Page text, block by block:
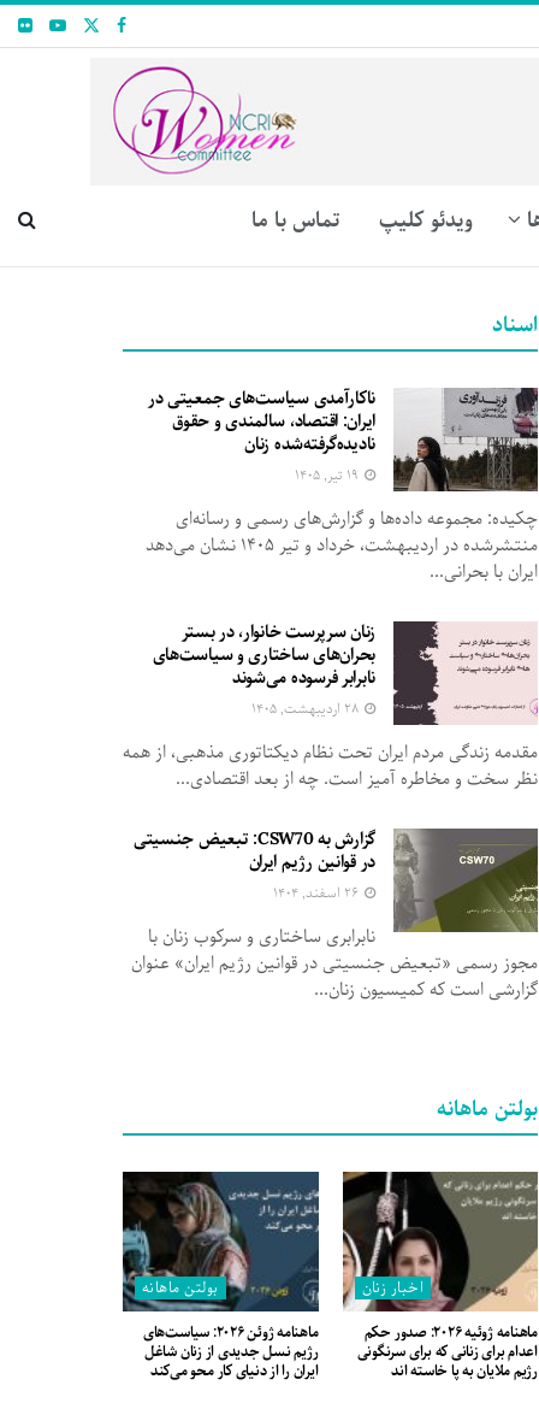
ویدئو کلیپ تماس با ما
اسناد
ناکارآمدی سیاست‌های جمعیتی در
ایران: اقتصاد، سالمندی و حقوق
نادیده‌گرفته‌شده زنان
چکیده: مجموعه داده‌ها و گزارش‌های رسمی و رسانه‌ای
منتشرشده در اردیبهشت، خرداد و تیر ۱۴۰۵ نشان می‌دهد
ایران با بحرانی...
زنان سرپرست خانوار، در بستر
بحران‌های ساختاری و سیاست‌های
نابرابر فرسوده می‌شوند
مقدمه زندگی مردم ایران تحت نظام دیکتاتوری مذهبی، از همه
نظر سخت و مخاطره آمیز است. چه از بعد اقتصادی...
گزارش به CSW70: تبعیض جنسیتی
در قوانین رژیم ایران
نابرابری ساختاری و سرکوب زنان با
مجوز رسمی «تبعیض جنسیتی در قوانین رژیم ایران» عنوان
گزارشی است که کمیسیون زنان...
بولتن ماهانه
اخبار زنان
ماهنامه ژوئیه ۲۰۲۶: صدور حکم
اعدام برای زنانی که برای سرنگونی
رژیم ملایان به پا خاسته اند
بولتن ماهانه
ماهنامه ژوئن ۲۰۲۶: سیاست‌های
رژیم نسل جدیدی از زنان شاغل
ایران را از دنیای کار محو می‌کند